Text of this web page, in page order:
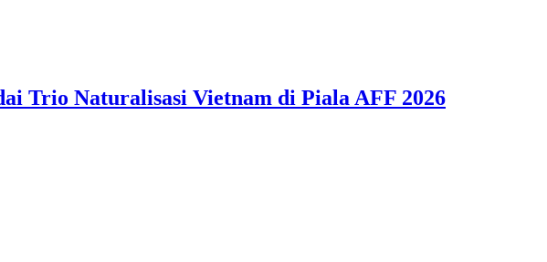
Trio Naturalisasi Vietnam di Piala AFF 2026